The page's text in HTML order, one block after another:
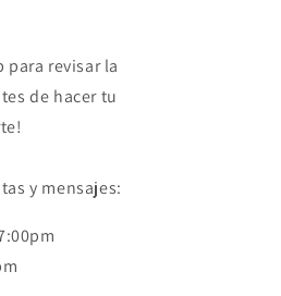
para revisar la
de hacer tu
y mensajes: